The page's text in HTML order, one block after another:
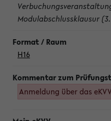
Modulabschlussklausur
H16
Anmeldung über das